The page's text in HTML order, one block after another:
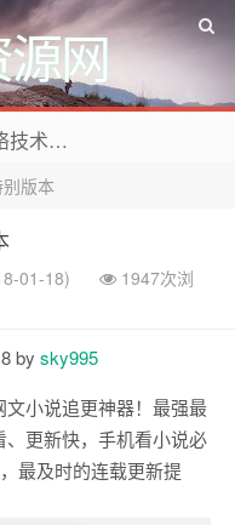
网
欢迎来到好人卡资源网，专注网络技术资源收集，我们不仅是网络资源的搬运工，也生产原创资源。寻找资源请留言或关注公众号:烈日下的男人
版本
01-18)
1947次浏
by sky995
小说追更神器！最强最
更新快，手机看小说必
最及时的连载更新提